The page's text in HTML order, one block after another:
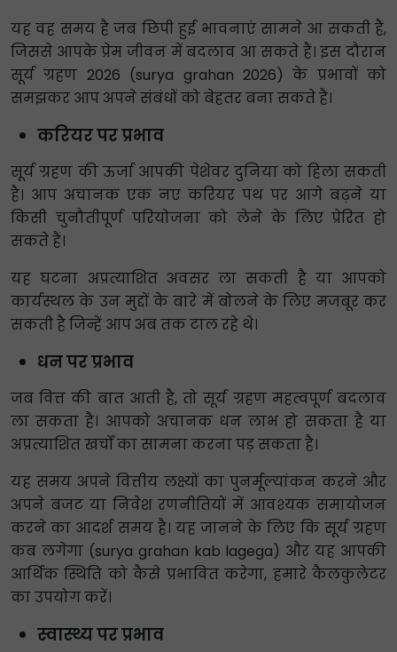
यह वह समय है जब छिपी हुई भावनाएं सामने आ सकती हैं,
जिससे आपके प्रेम जीवन में बदलाव आ सकते हैं। इस दौरान
सूर्य ग्रहण 2026 (surya grahan 2026) के प्रभावों को
समझकर आप अपने संबंधों को बेहतर बना सकते हैं।
करियर पर प्रभाव
सूर्य ग्रहण की ऊर्जा आपकी पेशेवर दुनिया को हिला सकती
है। आप अचानक एक नए करियर पथ पर आगे बढ़ने या
किसी चुनौतीपूर्ण परियोजना को लेने के लिए प्रेरित हो
सकते हैं।
यह घटना अप्रत्याशित अवसर ला सकती है या आपको
कार्यस्थल के उन मुद्दों के बारे में बोलने के लिए मजबूर कर
सकती है जिन्हें आप अब तक टाल रहे थे।
धन पर प्रभाव
जब वित्त की बात आती है, तो सूर्य ग्रहण महत्वपूर्ण बदलाव
ला सकता है। आपको अचानक धन लाभ हो सकता है या
अप्रत्याशित खर्चों का सामना करना पड़ सकता है।
यह समय अपने वित्तीय लक्ष्यों का पुनर्मूल्यांकन करने और
अपने बजट या निवेश रणनीतियों में आवश्यक समायोजन
करने का आदर्श समय है। यह जानने के लिए कि सूर्य ग्रहण
कब लगेगा (surya grahan kab lagega) और यह आपकी
आर्थिक स्थिति को कैसे प्रभावित करेगा, हमारे कैलकुलेटर
का उपयोग करें।
स्वास्थ्य पर प्रभाव